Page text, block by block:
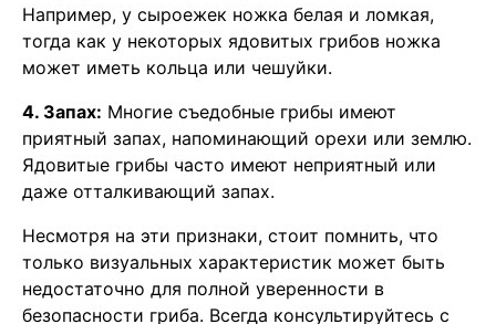
Например, у сыроежек ножка белая и ломкая,
тогда как у некоторых ядовитых грибов ножка
может иметь кольца или чешуйки.
4. Запах: Многие съедобные грибы имеют
приятный запах, напоминающий орехи или землю.
Ядовитые грибы часто имеют неприятный или
даже отталкивающий запах.
Несмотря на эти признаки, стоит помнить, что
только визуальных характеристик может быть
недостаточно для полной уверенности в
безопасности гриба. Всегда консультируйтесь с